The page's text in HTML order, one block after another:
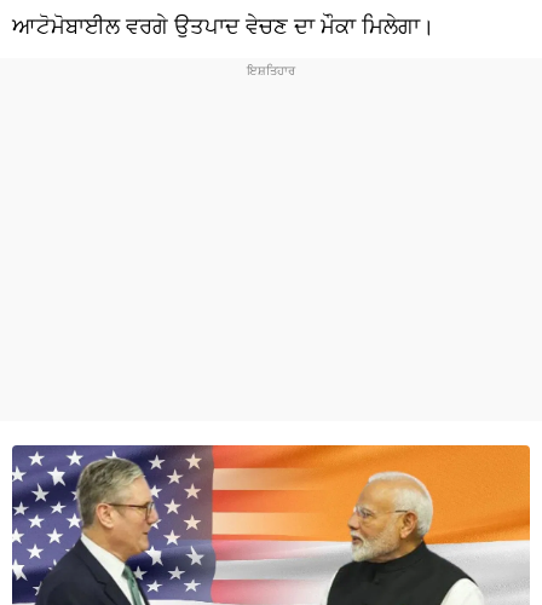
ਟ੍ਰੈਂਡਿੰਗ
ਆਟੋਮੋਬਾਈਲ ਵਰਗੇ ਉਤਪਾਦ ਵੇਚਣ ਦਾ ਮੌਕਾ ਮਿਲੇਗਾ।